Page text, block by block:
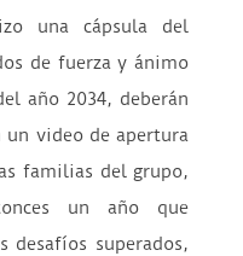
una cápsula del
de fuerza y ánimo
año 2034, deberán
un video de apertura
familias del grupo,
un año que
desafíos superados,